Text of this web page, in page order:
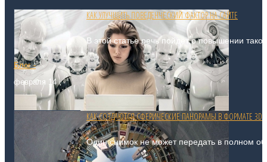
КАК УЛУЧШИТЬ ПОВЕДЕНЧЕСКИЙ ФАКТОР НА САЙТЕ
В этой статье речь пойдёт о повышении
Блог -
февраля 14
КАК СОЗДАЮТСЯ СФЕРИЧЕСКИЕ ПАНОРАМЫ В ФОРМАТЕ 3D
Один снимок не может передать в полном